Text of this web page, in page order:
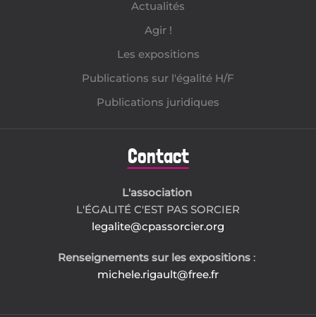
Actualités
Agir !
Les expositions
Publications sur l'égalité H/F
Publications juridiques
Contact
L'association
L'ÉGALITÉ C'EST PAS SORCIER
legalite@cpassorcier.org
Renseignements sur les expositions :
michele.rigault@free.fr